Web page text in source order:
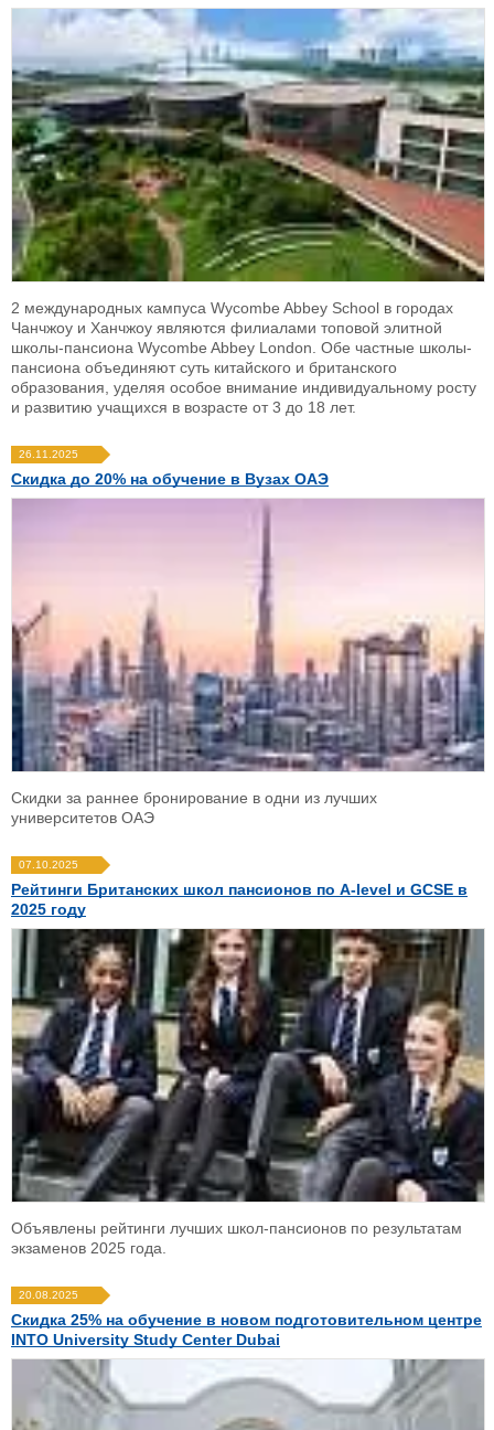
2 международных кампуса Wycombe Abbey School в городах
Чанчжоу и Ханчжоу являются филиалами топовой элитной
школы-пансиона Wycombe Abbey London. Обе частные школы-
пансиона объединяют суть китайского и британского
образования, уделяя особое внимание индивидуальному росту
и развитию учащихся в возрасте от 3 до 18 лет.
26.11.2025
Скидка до 20% на обучение в Вузах ОАЭ
Скидки за раннее бронирование в одни из лучших
университетов ОАЭ
07.10.2025
Рейтинги Британских школ пансионов по A-level и GCSE в
2025 году
Объявлены рейтинги лучших школ-пансионов по результатам
экзаменов 2025 года.
20.08.2025
Скидка 25% на обучение в новом подготовительном центре
INTO University Study Center Dubai